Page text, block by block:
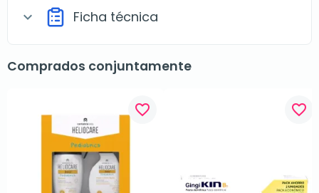
expand_more Ficha técnica
Comprados conjuntamente
favorite_border favorite_border